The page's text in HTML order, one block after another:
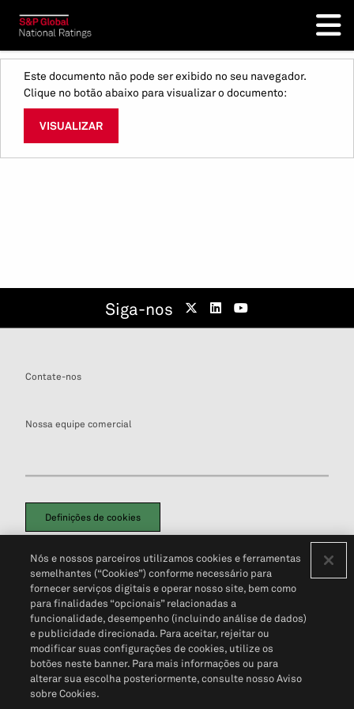
Este documento não pode ser exibido no seu navegador.
Clique no botão abaixo para visualizar o documento:
VISUALIZAR
Siga-nos
Contate-nos
Nossa equipe comercial
Definições de cookies
Política de PrivacidadePortal de privacidade do cliente (em inglês)
Não Venda Minhas Informações Pessoais© 2026 S&P Global
Nós e nossos parceiros utilizamos cookies e ferramentas
semelhantes (“Cookies”) conforme necessário para
fornecer serviços digitais e operar nosso site, bem como
para finalidades “opcionais” relacionadas a
funcionalidade, desempenho (incluindo análise de dados)
e publicidade direcionada. Para aceitar, rejeitar ou
modificar suas configurações de cookies, utilize os
botões neste banner. Para mais informações ou para
alterar sua escolha posteriormente, consulte nosso Aviso
sobre Cookies.